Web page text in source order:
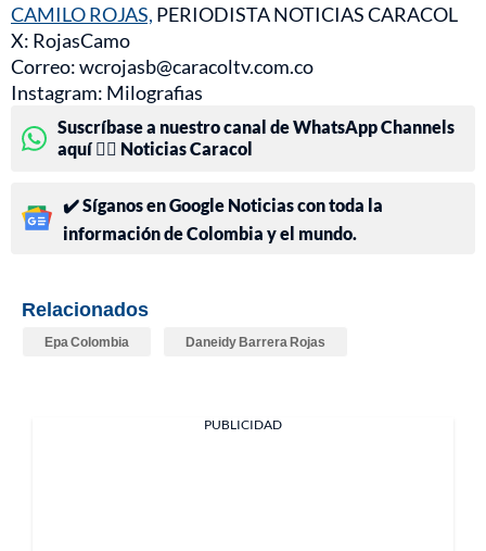
CAMILO ROJAS, PERIODISTA NOTICIAS CARACOL
X: RojasCamo
Correo: wcrojasb@caracoltv.com.co
Instagram: Milografias
Suscríbase a nuestro canal de WhatsApp Channels
aquí 👉🏻 Noticias Caracol
✔️ Síganos en Google Noticias con toda la
información de Colombia y el mundo.
Relacionados
Epa Colombia Daneidy Barrera Rojas
PUBLICIDAD